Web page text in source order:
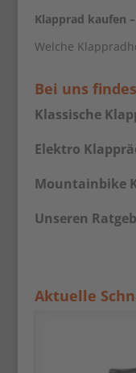
Klapprad kaufen
Welche
Bei uns
Klassische
Elektro
Mountainbike
Unseren
Aktuelle